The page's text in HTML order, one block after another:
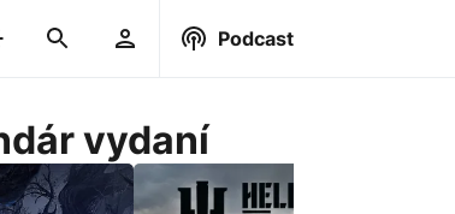
Podcast
vydaní